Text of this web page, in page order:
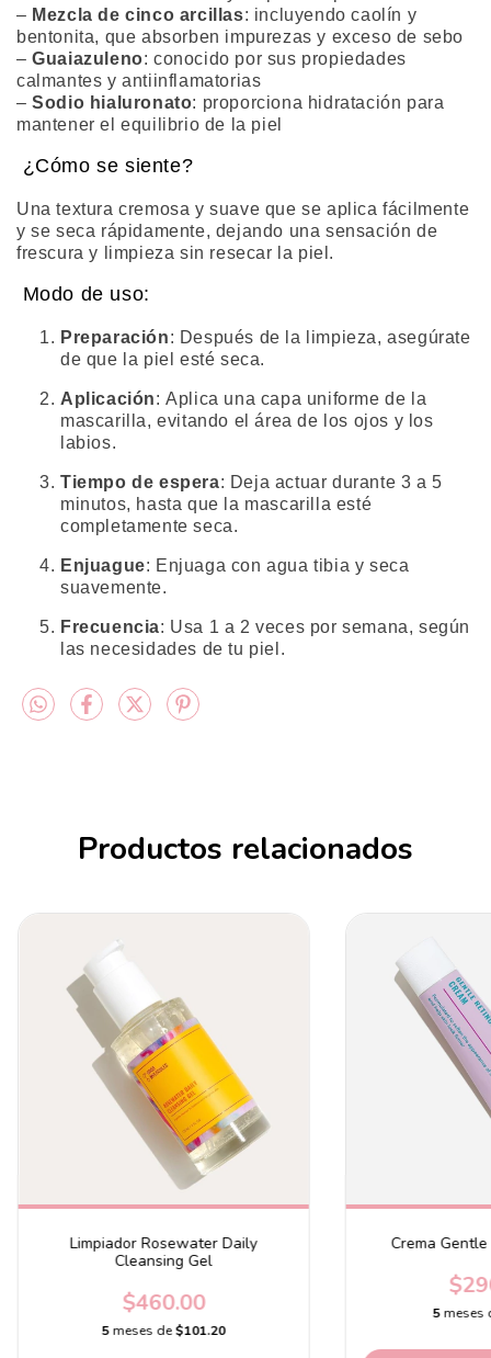
– Mezcla de cinco arcillas: incluyendo caolín y
bentonita, que absorben impurezas y exceso de sebo
–Guaiazuleno: conocido por sus propiedades
calmantes y antiinflamatorias
–Sodio hialuronato: proporciona hidratación para
mantener el equilibrio de la piel
¿Cómo se siente?
Una textura cremosa y suave que se aplica fácilmente
y se seca rápidamente, dejando una sensación de
frescura y limpieza sin resecar la piel.
Modo de uso:
Preparación: Después de la limpieza, asegúrate
de que la piel esté seca.
Aplicación:Aplica una capa uniforme de la
mascarilla, evitando el área de los ojos y los
labios.
Tiempo de espera: Deja actuar durante 3 a 5
minutos, hasta que la mascarilla esté
completamente seca.
Enjuague: Enjuaga con agua tibia y seca
suavemente.
Frecuencia: Usa 1 a 2 veces por semana, según
las necesidades de tu piel.
Productos relacionados
Limpiador Rosewater Daily
Cleansing Gel
$460.00
5meses de$101.20
Crema
5meses